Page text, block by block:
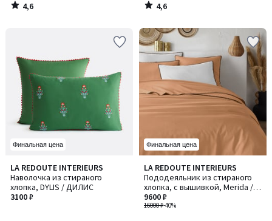
4,6
/
4,6
/
Финальная цена
LA REDOUTE INTERIEURS
Наволочка из стираного
хлопка, DYLIS / ДИЛИС
3100 ₽
Финальная цена
LA REDOUTE INTERIEURS
Пододеяльник из стираного
хлопка, с вышивкой, Merida /
Мерида
16000 ₽-40%
9600 ₽
4,2
/ 5